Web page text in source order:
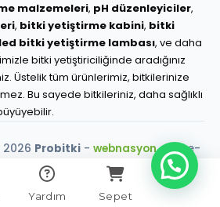
malzemeleri, pH düzenleyiciler,
, bitki yetiştirme kabini, bitki
led bitki yetiştirme lambası, ve daha
bitki yetiştiriciliğinde aradığınız
Üstelik tüm ürünlerimiz, bitkilerinize
Bu sayede bitkileriniz, daha sağlıklı
2026 Probitki - webnasyon.come-
ticaret çözümleri.
256-Bit SSL Güvencesi
Yardım Sepet